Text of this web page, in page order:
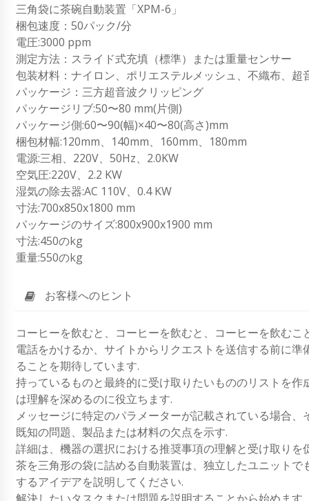
三角袋に茶碗自動装置「XPM-6」
梱包速度：50パック/分
電圧:3000 ppm
測定方法：スライド式充填（標準）または重量センサー
包装材料：ナイロン、ポリエステルメッシュ、不織布、超
パッケージ：三方超音波クリッピング
パッケージリブ:50〜80 mm(片側)
パッケージ側:60〜90(幅)×40〜80(高さ)mm
梱包材幅:120mm、140mm、160mm、180mm
電源:三相、220V、50Hz、2.0KW
空気圧:220V、2.2 KW
湿気の除去器:AC 110V、0.4 KW
寸法:700x850x1800 mm
パッケージのサイズ:800x900x1900 mm
寸法:450のkg
重量:550のkg
お客様へのヒント
コーヒーを飲むと、コーヒーを飲むと、コーヒーを飲むこ
電話をかけるか、サイトからリクエストを送信する前に
ることを期待しています.
持っているものと最終的に受け取りたいもののリストを
は理解を深めるのに役立ちます.
メッセージに特定のパラメーターが記載されている場合
既知の問題、製品または材料の欠点を示す.
詳細は、機器の選択における推奨事項の理解と受け取りを
茶を三角形の袋に詰める自動装置は、独立したユニット
するアイデアを説明してください.